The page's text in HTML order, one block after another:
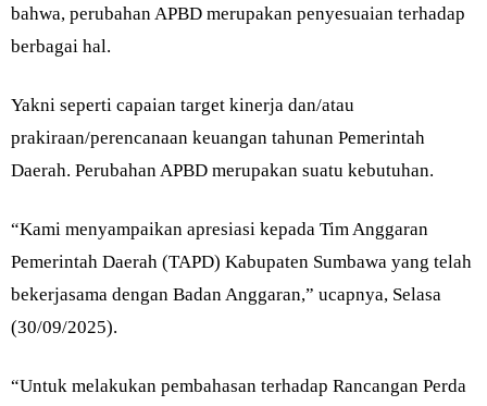
bahwa, perubahan APBD merupakan penyesuaian terhadap
berbagai hal.
Yakni seperti capaian target kinerja dan/atau
prakiraan/perencanaan keuangan tahunan Pemerintah
Daerah. Perubahan APBD merupakan suatu kebutuhan.
“Kami menyampaikan apresiasi kepada Tim Anggaran
Pemerintah Daerah (TAPD) Kabupaten Sumbawa yang telah
bekerjasama dengan Badan Anggaran,” ucapnya, Selasa
(30/09/2025).
“Untuk melakukan pembahasan terhadap Rancangan Perda